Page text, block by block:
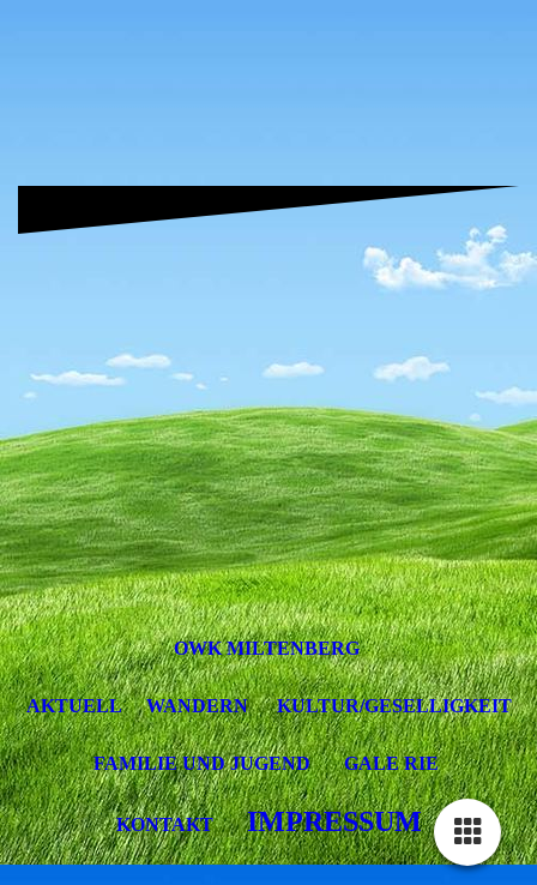
OWK MILTENBERG
AKTUELL WANDERN KULTUR/GESELLIGKEIT
FAMILIE UND JUGEND GALE RIE
KONTAKT IMPRESSUM